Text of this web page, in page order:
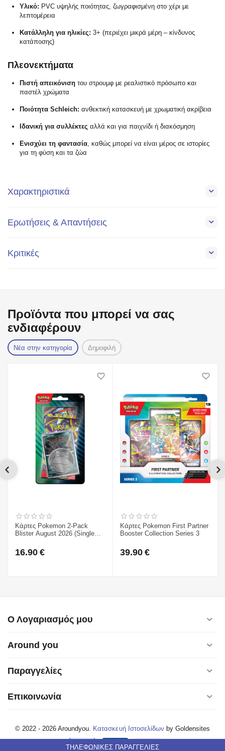
Υλικό: PVC υψηλής ποιότητας, ζωγραφισμένη στο χέρι με
λεπτομέρεια
Κατάλληλη για ηλικίες: 3+ (περιέχει μικρά μέρη – κίνδυνος
κατάποσης)
Πλεονεκτήματα
Πιστή απεικόνιση του στρουμφ με ρεαλιστικό πρόσωπο και
παστέλ χρώματα
Ποιότητα Schleich: ανθεκτική κατασκευή με χρωματική ακρίβεια
Ιδανική για συλλέκτες αλλά και για παιχνίδι ή διακόσμηση
Ενισχύει τη φαντασία , καθώς μπορεί να είναι μέρος σε ιστορίες
για τη φύση και τα ζώα
Χαρακτηριστικά
Ερωτήσεις & Απαντήσεις
Κριτικές
Προϊόντα που μπορεί να σας
ενδιαφέρουν
Νέα στην κατηγορία Δημοφιλή
Κάρτες Pokemon 2-Pack
Blister August 2026 (Single
16.90 €
Κάρτες Pokemon First Partner
Booster Collection Series 3
39.90 €
Ο Λογαριασμός μου
ΤΗΛΕΦΩΝΙΚΕΣ ΠΑΡΑΓΓΕΛΙΕΣ
Around you
Παραγγελίες
Επικοινωνία
© 2022 - 2026 Aroundyou. Κατασκευή Ιστοσελίδων by Goldensites